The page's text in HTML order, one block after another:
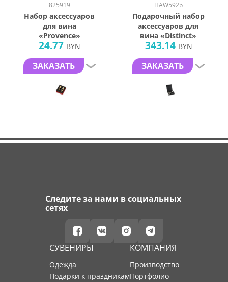
825919
Набор аксессуаров
для вина
«Provence»
24.77 BYN
ЗАКАЗАТЬ
HAW592p
Подарочный набор
аксессуаров для
вина «Distinct»
343.14 BYN
ЗАКАЗАТЬ
Следите за нами в социальных
сетях
СУВЕНИРЫ
Одежда
Подарки к праздникам
КОМПАНИЯ
производство
портфолио